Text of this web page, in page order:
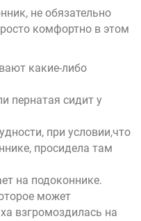
, не обязательно
комфортно в этом
какие-либо
пернатая сидит у
при условии,что
просидела там
на подоконнике.
может
взгромоздилась на